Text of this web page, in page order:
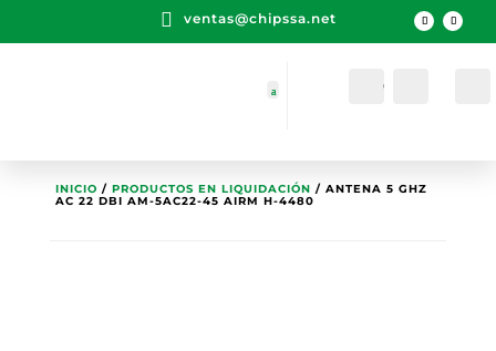
 ventas@chipssa.net
Cuenta
INICIO / PRODUCTOS EN LIQUIDACIÓN / ANTENA 5 GHZ
AC 22 DBI AM-5AC22-45 AIRM H-4480